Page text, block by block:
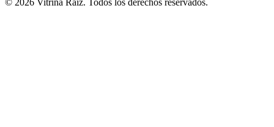
© 2026 Vitrina Raíz. Todos los derechos reservados.